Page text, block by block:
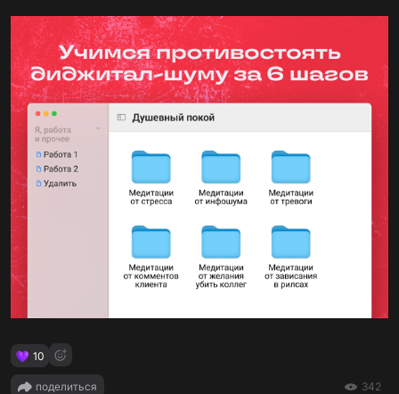
10
поделиться 342